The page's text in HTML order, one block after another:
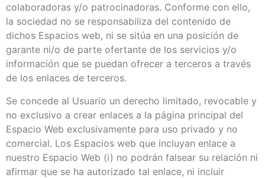
colaboradoras y/o patrocinadoras. Conforme con ello,
la sociedad no se responsabiliza del contenido de
dichos Espacios web, ni se sitúa en una posición de
garante ni/o de parte ofertante de los servicios y/o
información que se puedan ofrecer a terceros a través
de los enlaces de terceros.
Se concede al Usuario un derecho limitado, revocable y
no exclusivo a crear enlaces a la página principal del
Espacio Web exclusivamente para uso privado y no
comercial. Los Espacios web que incluyan enlace a
nuestro Espacio Web (i) no podrán falsear su relación ni
afirmar que se ha autorizado tal enlace, ni incluir